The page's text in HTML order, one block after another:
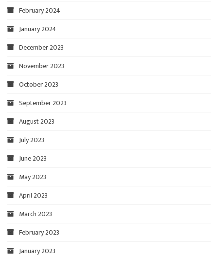
February 2024
January 2024
December 2023
November 2023
October 2023
September 2023
August 2023
July 2023
June 2023
May 2023
April 2023
March 2023
February 2023
January 2023